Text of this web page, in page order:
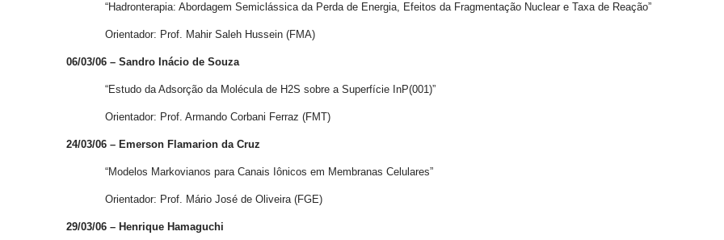
“Hadronterapia: Abordagem Semiclássica da Perda de Energia, Efeitos da Fragmentação Nuclear e Taxa de Reação”
Orientador: Prof. Mahir Saleh Hussein (FMA)
06/03/06 – Sandro Inácio de Souza
“Estudo da Adsorção da Molécula de H2S sobre a Superfície InP(001)”
Orientador: Prof. Armando Corbani Ferraz (FMT)
24/03/06 – Emerson Flamarion da Cruz
“Modelos Markovianos para Canais Iônicos em Membranas Celulares”
Orientador: Prof. Mário José de Oliveira (FGE)
29/03/06 – Henrique Hamaguchi